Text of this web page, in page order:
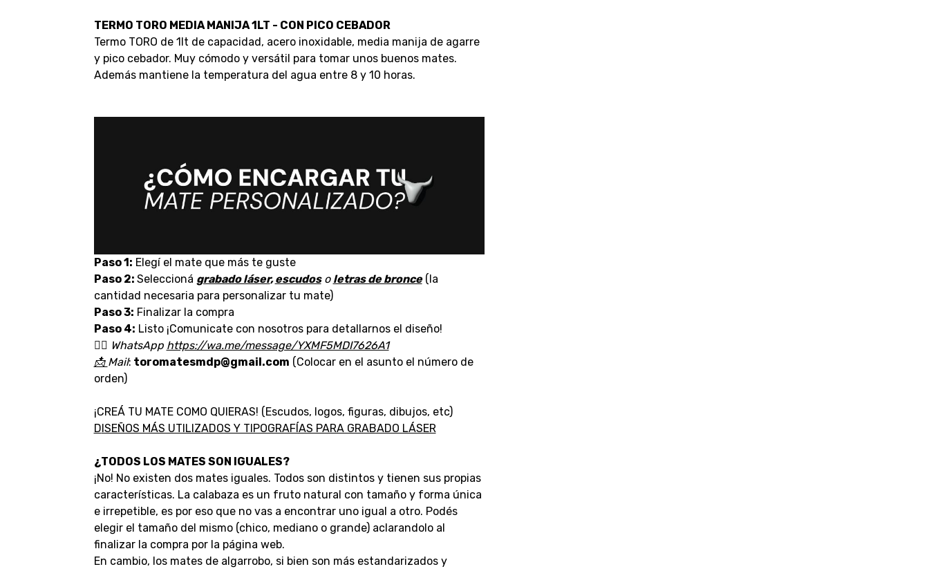
TERMO TORO MEDIA MANIJA 1LT - CON PICO CEBADOR
Termo TORO de 1lt de capacidad, acero inoxidable, media manija de agarre
y pico cebador. Muy cómodo y versátil para tomar unos buenos mates.
Además mantiene la temperatura del agua entre 8 y 10 horas.
Paso 1: Elegí el mate que más te guste
Paso 2: Seleccioná grabado láser,escudoso letras de bronce(la
cantidad necesaria para personalizar tu mate)
Paso 3: Finalizar la compra
Paso 4: Listo ¡Comunicate con nosotros para detallarnos el diseño!
👉🏼 WhatsApp https://wa.me/message/YXMF5MDI7626A1
📩 Mail: toromatesmdp@gmail.com (Colocar en el asunto el número de
orden)
¡CREÁ TU MATE COMO QUIERAS! (Escudos, logos, figuras, dibujos, etc)
D ISEÑOS MÁS UTILIZADOS Y TIPOGRAFÍAS PARA GRABADO LÁSER
¿TODOS LOS MATES SON IGUALES?
¡No! No existen dos mates iguales. Todos son distintos y tienen sus propias
características. La calabaza es un fruto natural con tamaño y forma única
e irrepetible, es por eso que no vas a encontrar uno igual a otro. Podés
elegir el tamaño del mismo (chico, mediano o grande) aclarandolo al
finalizar la compra por la página web.
En cambio, los mates de algarrobo, si bien son más estandarizados y